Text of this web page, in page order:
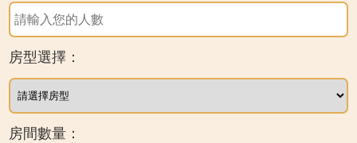
房型選擇：
房間數量：